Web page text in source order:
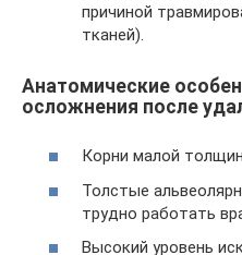
причиной
тканей).
Анатомические
осложнения после
Корни малой
Толстые
трудно работать
Высокий уровень